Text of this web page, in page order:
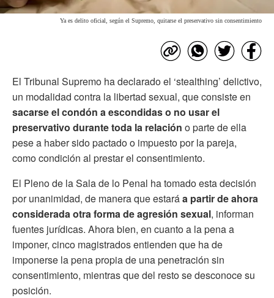
Ya es delito oficial, según el Supremo, quitarse el preservativo sin consentimiento
El Tribunal Supremo ha declarado el ‘stealthing’ delictivo,
un modalidad contra la libertad sexual, que consiste en
sacarse el condón a escondidas o no usar el
preservativo durante toda la relación o parte de ella
pese a haber sido pactado o impuesto por la pareja,
como condición al prestar el consentimiento.
El Pleno de la Sala de lo Penal ha tomado esta decisión
por unanimidad, de manera que estaráa partir de ahora
considerada otra forma de agresión sexual, informan
fuentes jurídicas. Ahora bien, en cuanto a la pena a
imponer, cinco magistrados entienden que ha de
imponerse la pena propia de una penetración sin
consentimiento, mientras que del resto se desconoce su
posición.